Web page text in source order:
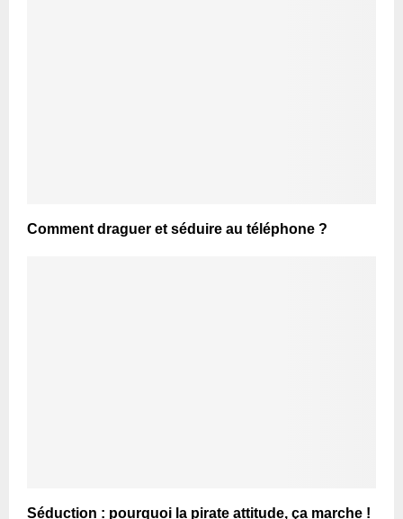
Comment draguer et séduire au téléphone ?
Séduction : pourquoi la pirate attitude, ça marche !